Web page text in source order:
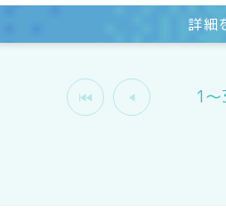
詳細
1